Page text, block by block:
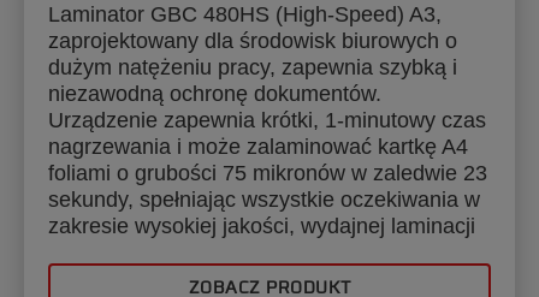
Laminator GBC 480HS (High-Speed) A3,
zaprojektowany dla środowisk biurowych o
dużym natężeniu pracy, zapewnia szybką i
niezawodną ochronę dokumentów.
Urządzenie zapewnia krótki, 1-minutowy czas
nagrzewania i może zalaminować kartkę A4
foliami o grubości 75 mikronów w zaledwie 23
sekundy, spełniając wszystkie oczekiwania w
zakresie wysokiej jakości, wydajnej laminacji
ZOBACZ PRODUKT